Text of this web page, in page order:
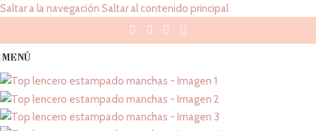
Saltar a la navegación Saltar al contenido principal
MENÚ